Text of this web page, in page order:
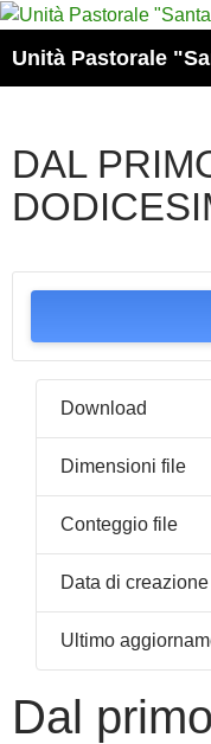
Vai
contenuto
DAL
Download
Dimensioni file
Conteggio file
Data di creazione
Ultimo
Dal